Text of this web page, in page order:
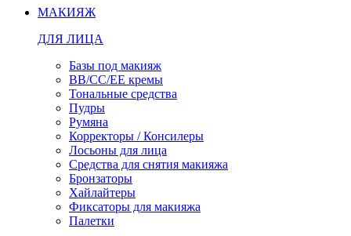
МАКИЯЖ
ДЛЯ ЛИЦА
Базы под макияж
BB/CC/EE кремы
Тональные средства
Пудры
Румяна
Корректоры / Консилеры
Лосьоны для лица
Средства для снятия макияжа
Бронзаторы
Хайлайтеры
Фиксаторы для макияжа
Палетки